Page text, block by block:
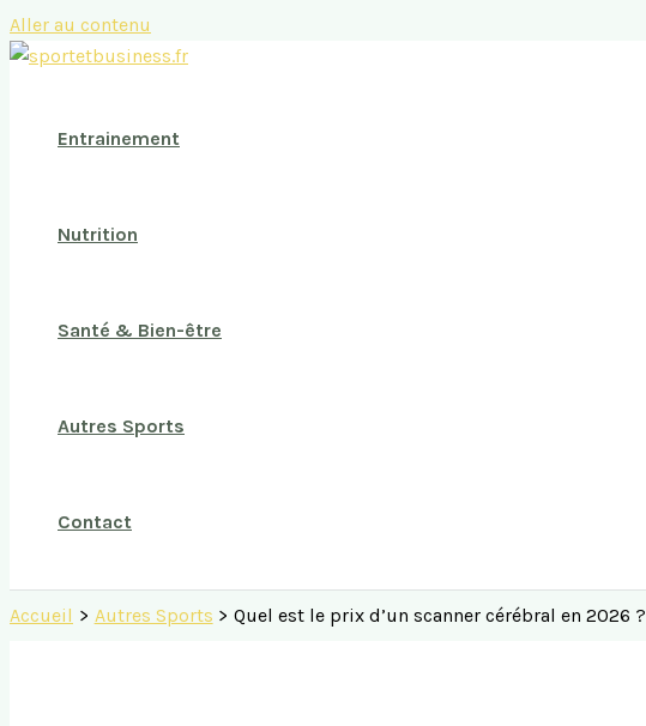
Aller au contenu
Entrainement
Nutrition
Santé & Bien-être
Autres Sports
Contact
Accueil Autres Sports Quel est le prix d’un scanner cérébral en 2026 ?